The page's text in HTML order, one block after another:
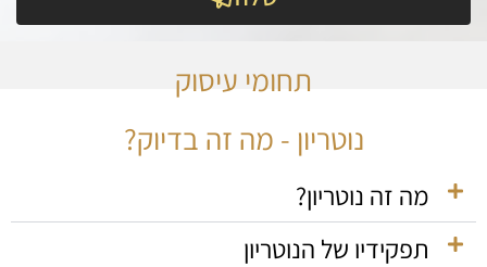
תחומי עיסוק
נוטריון - מה זה בדיוק?
מה זה נוטריון?
תפקידיו של הנוטריון